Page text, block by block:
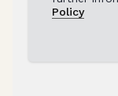
Policy